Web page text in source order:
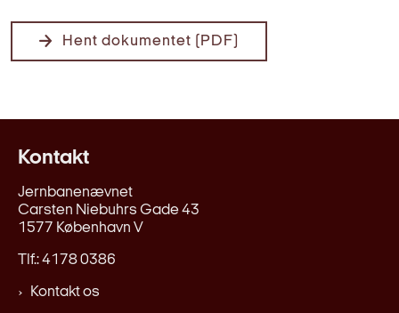
Hent dokumentet (PDF)
Kontakt
Jernbanenævnet
Carsten Niebuhrs Gade 43
1577 København V
Tlf.: 4178 0386
Kontakt os